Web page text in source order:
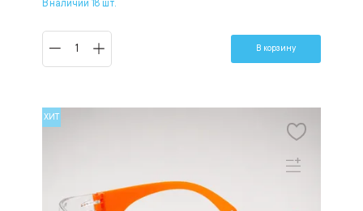
В наличии 18 шт.
В корзину
ХИТ